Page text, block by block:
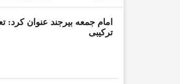
امام جمعه بیرجند عنوان کرد:
ترکیبی